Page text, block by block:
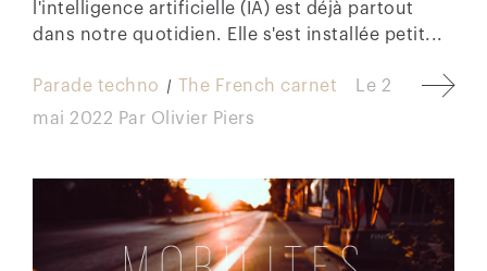
l'intelligence artificielle (IA) est déjà partout
dans notre quotidien. Elle s'est installée petit...
Parade techno The French carnet Le 2
mai 2022 Par Olivier Piers